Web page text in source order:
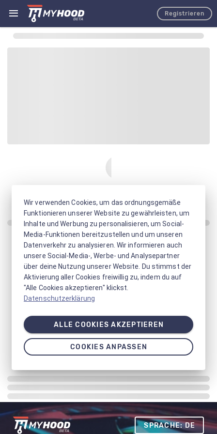
Registrieren
SPRACHE: DE
Wir verwenden Cookies, um das ordnungsgemäße
Funktionieren unserer Website zu gewährleisten, um
Inhalte und Werbung zu personalisieren, um Social-
Media-Funktionen bereitzustellen und um unseren
Datenverkehr zu analysieren. Wir informieren auch
unsere Social-Media-, Werbe- und Analysepartner
über deine Nutzung unserer Website. Du stimmst der
Aktivierung aller Cookies freiwillig zu, indem du auf
"Alle Cookies akzeptieren" klickst.
Datenschutzerklärung
ALLE COOKIES AKZEPTIEREN
COOKIES ANPASSEN